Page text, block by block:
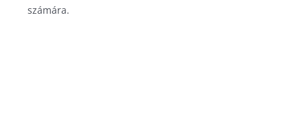
számára.